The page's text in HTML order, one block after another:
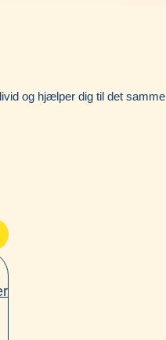
og hjælper dig til det samme